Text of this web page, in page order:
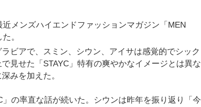
メンズハイエンドファッションマガジン「MEN
。
ビアで、スミン、シウン、アイサは感覚的でシック
見せた「STAYC」特有の爽やかなイメージとは異な
みを加えた。
の率直な話が続いた。シウンは昨年を振り返り「今